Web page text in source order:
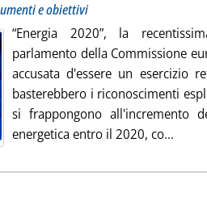
e obiettivi
“Energia 2020”, la
parlamento della Commissione
accusata d'essere un esercizio
basterebbero i riconoscimenti
si frappongono all'incremento
energetica entro il 2020, co...